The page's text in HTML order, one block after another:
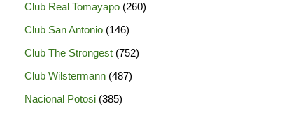
Club Real Tomayapo (260)
Club San Antonio (146)
Club The Strongest (752)
Club Wilstermann (487)
Nacional Potosi (385)